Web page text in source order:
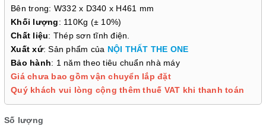
Bên trong: W332 x D340 x H461 mm
Khối lượng: 110Kg (± 10%)
Chất liệu: Thép sơn tĩnh điện.
Xuất xứ: Sản phẩm của NỘI THẤT THE ONE
Bảo hành: 1 năm theo tiêu chuẩn nhà máy
Giá chưa bao gồm vận chuyển lắp đặt
Quý khách vui lòng cộng thêm thuế VAT khi thanh toán
Số lượng